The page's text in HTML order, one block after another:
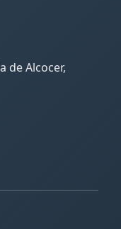
de Alcocer,